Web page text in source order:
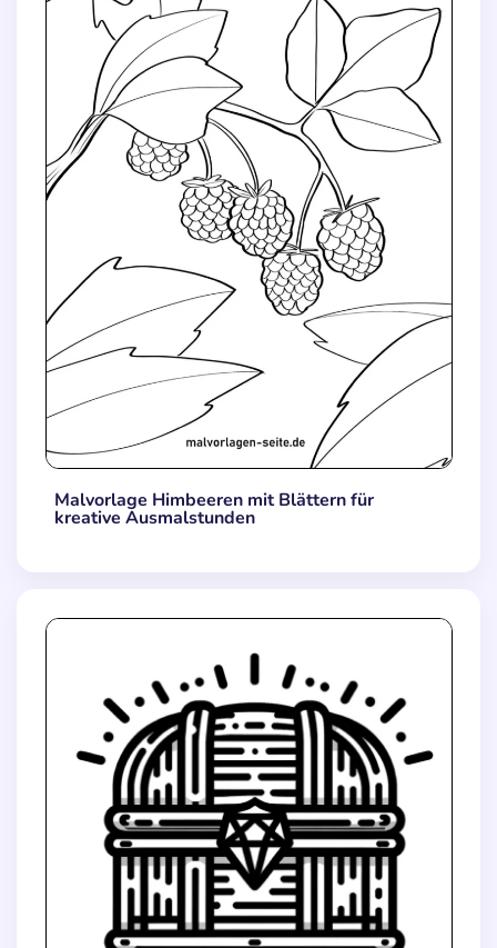
Malvorlage Himbeeren mit Blättern für
kreative Ausmalstunden